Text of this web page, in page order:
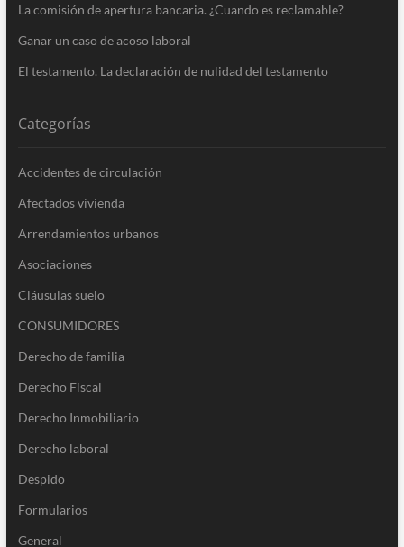
La comisión de apertura bancaria. ¿Cuando es reclamable?
Ganar un caso de acoso laboral
El testamento. La declaración de nulidad del testamento
Categorías
Accidentes de circulación
Afectados vivienda
Arrendamientos urbanos
Asociaciones
Cláusulas suelo
CONSUMIDORES
Derecho de familia
Derecho Fiscal
Derecho Inmobiliario
Derecho laboral
Despido
Formularios
General